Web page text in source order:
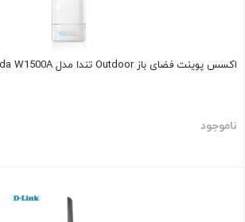
اکسس پوینت فضای باز Outdoor تندا مدل Tenda W1500A
ناموجود